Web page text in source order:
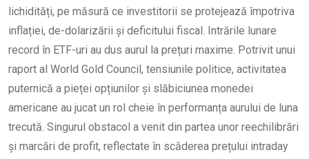
lichidități, pe măsură ce investitorii se protejează împotriva
inflației, de-dolarizării și deficitului fiscal. Intrările lunare
record în ETF-uri au dus aurul la prețuri maxime. Potrivit unui
raport al World Gold Council, tensiunile politice, activitatea
puternică a pieței opțiunilor și slăbiciunea monedei
americane au jucat un rol cheie în performanța aurului de luna
trecută. Singurul obstacol a venit din partea unor reechilibrări
și marcări de profit, reflectate în scăderea prețului intraday